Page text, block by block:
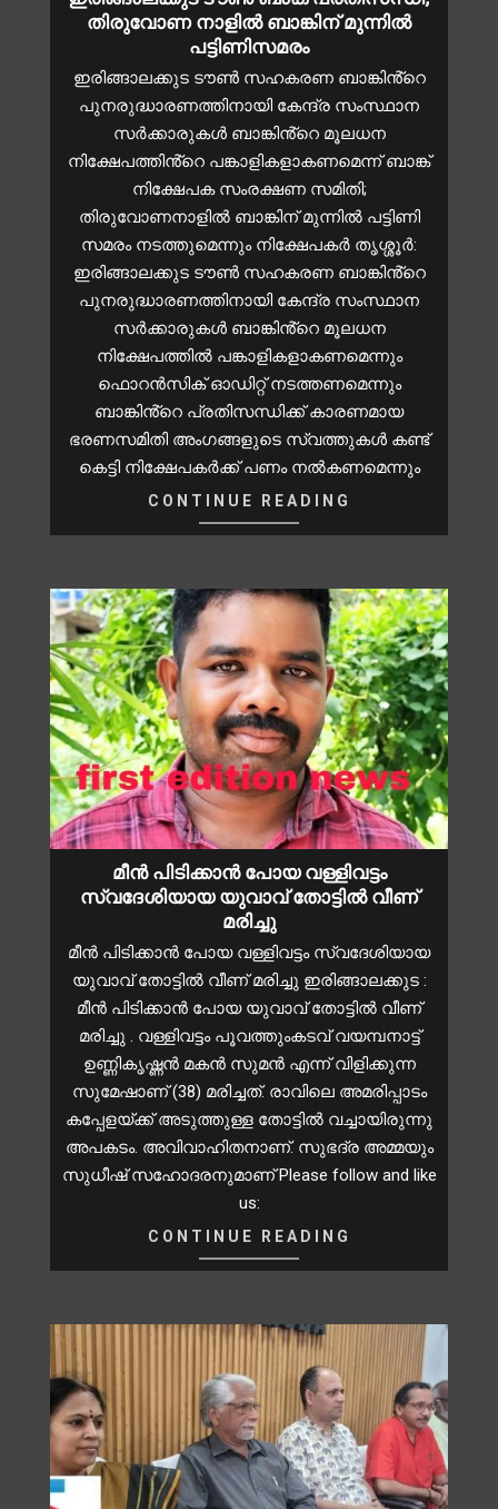
തിരുവോണ നാളിൽ ബാങ്കിന് മുന്നിൽ
പട്ടിണിസമരം
ഇരിങ്ങാലക്കുട ടൗൺ സഹകരണ ബാങ്കിൻ്റെ
പുനരുദ്ധാരണത്തിനായി കേന്ദ്ര സംസ്ഥാന
സർക്കാരുകൾ ബാങ്കിൻ്റെ മൂലധന
നിക്ഷേപത്തിൻ്റെ പങ്കാളികളാകണമെന്ന് ബാങ്ക്
നിക്ഷേപക സംരക്ഷണ സമിതി;
തിരുവോണനാളിൽ ബാങ്കിന് മുന്നിൽ പട്ടിണി
സമരം നടത്തുമെന്നും നിക്ഷേപകർ തൃശ്ശൂർ:
ഇരിങ്ങാലക്കുട ടൗൺ സഹകരണ ബാങ്കിൻ്റെ
പുനരുദ്ധാരണത്തിനായി കേന്ദ്ര സംസ്ഥാന
സർക്കാരുകൾ ബാങ്കിൻ്റെ മൂലധന
നിക്ഷേപത്തിൽ പങ്കാളികളാകണമെന്നും
ഫൊറൻസിക് ഓഡിറ്റ് നടത്തണമെന്നും
ബാങ്കിൻ്റെ പ്രതിസന്ധിക്ക് കാരണമായ
ഭരണസമിതി അംഗങ്ങളുടെ സ്വത്തുകൾ കണ്ട്
കെട്ടി നിക്ഷേപകർക്ക് പണം നൽകണമെന്നും
CONTINUE READING
മീൻ പിടിക്കാൻ പോയ വള്ളിവട്ടം
സ്വദേശിയായ യുവാവ് തോട്ടിൽ വീണ്
മരിച്ചു
മീൻ പിടിക്കാൻ പോയ വള്ളിവട്ടം സ്വദേശിയായ
യുവാവ് തോട്ടിൽ വീണ് മരിച്ചു ഇരിങ്ങാലക്കുട :
മീൻ പിടിക്കാൻ പോയ യുവാവ് തോട്ടിൽ വീണ്
മരിച്ചു . വള്ളിവട്ടം പൂവത്തുംകടവ് വയമ്പനാട്ട്
ഉണ്ണികൃഷ്ണൻ മകൻ സുമൻ എന്ന് വിളിക്കുന്ന
സുമേഷാണ് (38) മരിച്ചത്. രാവിലെ അമരിപ്പാടം
കപ്പേളയ്ക്ക് അടുത്തുള്ള തോട്ടിൽ വച്ചായിരുന്നു
അപകടം. അവിവാഹിതനാണ്. സുഭദ്ര അമ്മയും
സുധീഷ് സഹോദരനുമാണ് Please follow and like
us:
CONTINUE READING